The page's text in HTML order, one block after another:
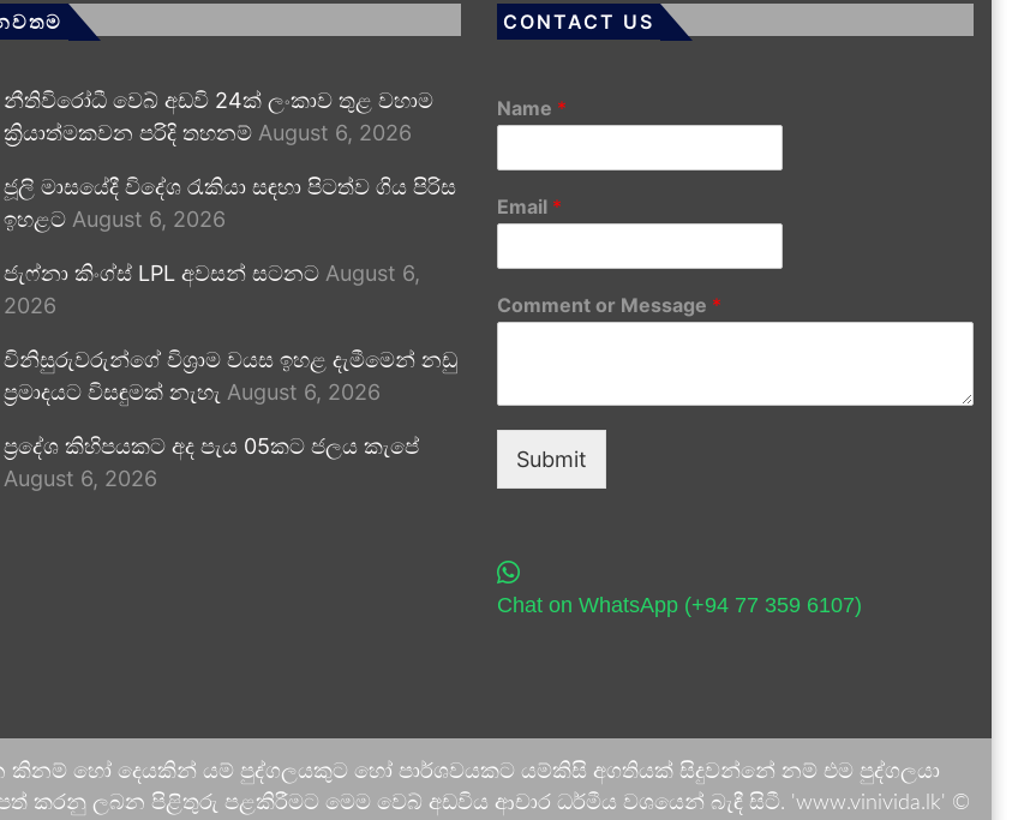
නීතිවිරෝධී වෙබ් අඩවි 24ක් ලංකාව තුළ වහාම
ක්‍රියාත්මකවන පරිදි තහනම් August 6, 2026
ජූලි මාසයේදී විදේශ රැකියා සඳහා පිටත්ව ගිය පිරිස
ඉහළට August 6, 2026
ජැෆ්නා කිංග්ස් LPL අවසන් සටනට August 6,
2026
විනිසුරුවරුන්ගේ විශ්‍රාම වයස ඉහළ දැමීමෙන් නඩු
ප්‍රමාදයට විසඳුමක් නැහැ August 6, 2026
ප්‍රදේශ කිහිපයකට අද පැය 05කට ජලය කැපේ
August 6, 2026
CONTACT US
Name *
Email *
Comment or Message *
Submit
Chat on WhatsApp (+94 77 359 6107)
කිනම් හෝ දෙයකින් යම් පුද්ගලයකුට හෝ පාර්ශවයකට යම්කිසි අගතියක් සිදුවන්නේ නම් එම පුද්ගලයා
කරනු ලබන පිළිතුරු පළකිරීමට මෙම වෙබ් අඩවිය ආචාර ධර්මීය වශයෙන් බැඳී සිටී. 'www.vinivida.lk' ©